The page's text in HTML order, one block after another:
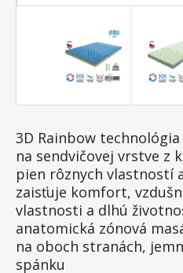
3D Rainbow
na sendvičovej vrstve z
pien rôznych vlastností
zaisťuje komfort,
vlastnosti a dlhú
anatomická zónová
na oboch stranách,
spánku